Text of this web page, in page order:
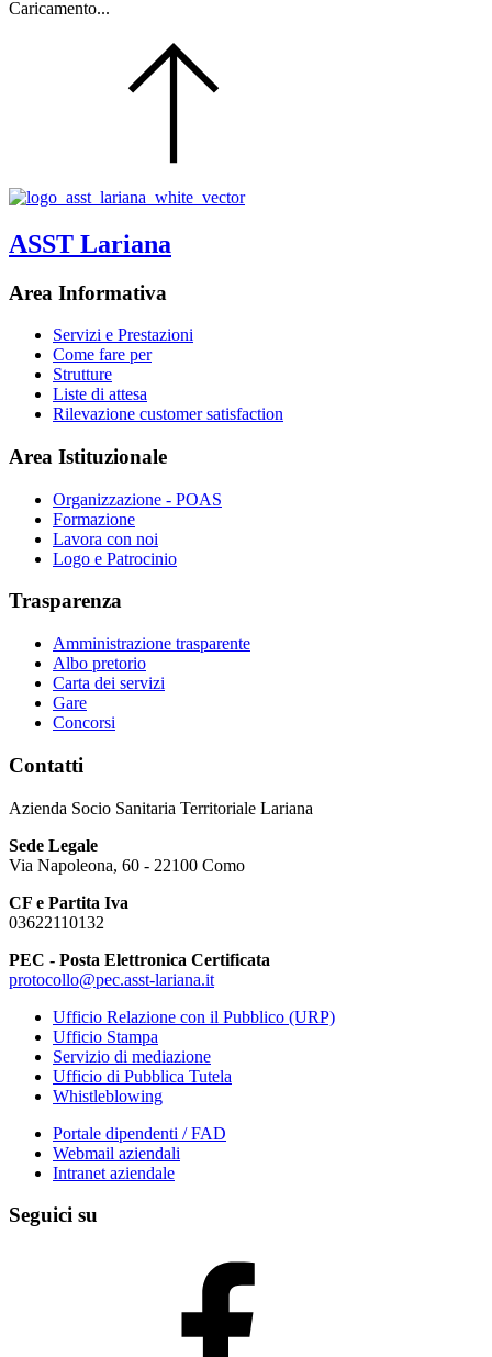
Caricamento...
ASST Lariana
Area Informativa
Servizi e Prestazioni
Come fare per
Strutture
Liste di attesa
Rilevazione customer satisfaction
Area Istituzionale
Organizzazione - POAS
Formazione
Lavora con noi
Logo e Patrocinio
Trasparenza
Amministrazione trasparente
Albo pretorio
Carta dei servizi
Gare
Concorsi
Contatti
Azienda Socio Sanitaria Territoriale Lariana
Sede Legale
Via Napoleona, 60 - 22100 Como
CF e Partita Iva
03622110132
PEC - Posta Elettronica Certificata
protocollo@pec.asst-lariana.it
Ufficio Relazione con il Pubblico (URP)
Ufficio Stampa
Servizio di mediazione
Ufficio di Pubblica Tutela
Whistleblowing
Portale dipendenti / FAD
Webmail aziendali
Intranet aziendale
Seguici su